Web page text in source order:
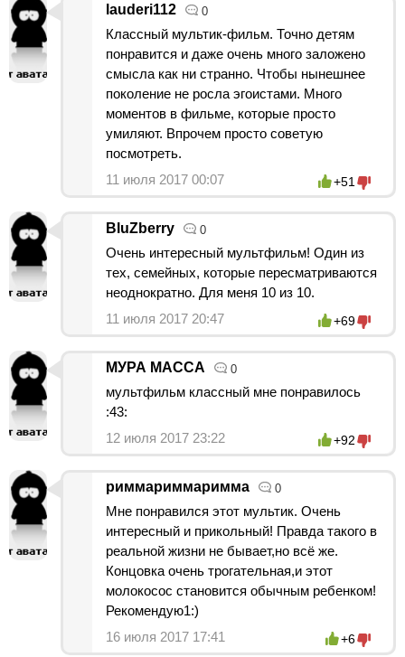
lauderi112 0
Классный мультик-фильм. Точно детям
понравится и даже очень много заложено
смысла как ни странно. Чтобы нынешнее
поколение не росла эгоистами. Много
моментов в фильме, которые просто
умиляют. Впрочем просто советую
посмотреть.
11 июля 2017 00:07
+51
BluZberry 0
Очень интересный мультфильм! Один из
тех, семейных, которые пересматриваются
неоднократно. Для меня 10 из 10.
11 июля 2017 20:47
+69
МУРА МАССА 0
мультфильм классный мне понравилось
:43:
12 июля 2017 23:22
+92
риммариммаримма 0
Мне понравился этот мультик. Очень
интересный и прикольный! Правда такого в
реальной жизни не бывает,но всё же.
Концовка очень трогательная,и этот
молокосос становится обычным ребенком!
Рекомендую1:)
16 июля 2017 17:41
+6